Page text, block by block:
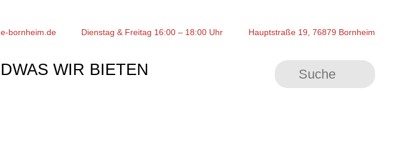
bornheim.de Dienstag & Freitag 16:00 – 18:00 Uhr Hauptstraße 19, 76879 Bornheim
WAS WIR BIETEN